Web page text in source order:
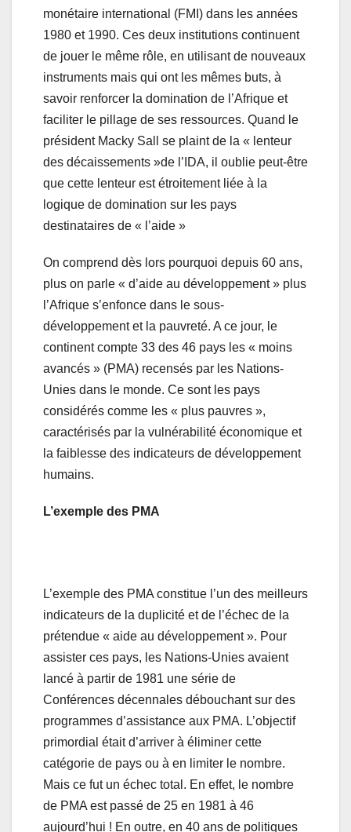
monétaire international (FMI) dans les années
1980 et 1990. Ces deux institutions continuent
de jouer le même rôle, en utilisant de nouveaux
instruments mais qui ont les mêmes buts, à
savoir renforcer la domination de l’Afrique et
faciliter le pillage de ses ressources. Quand le
président Macky Sall se plaint de la « lenteur
des décaissements »de l’IDA, il oublie peut-être
que cette lenteur est étroitement liée à la
logique de domination sur les pays
destinataires de « l’aide »
On comprend dès lors pourquoi depuis 60 ans,
plus on parle « d’aide au développement » plus
l’Afrique s’enfonce dans le sous-
développement et la pauvreté. A ce jour, le
continent compte 33 des 46 pays les « moins
avancés » (PMA) recensés par les Nations-
Unies dans le monde. Ce sont les pays
considérés comme les « plus pauvres »,
caractérisés par la vulnérabilité économique et
la faiblesse des indicateurs de développement
humains.
L’exemple des PMA
L’exemple des PMA constitue l’un des meilleurs
indicateurs de la duplicité et de l’échec de la
prétendue « aide au développement ». Pour
assister ces pays, les Nations-Unies avaient
lancé à partir de 1981 une série de
Conférences décennales débouchant sur des
programmes d’assistance aux PMA. L’objectif
primordial était d’arriver à éliminer cette
catégorie de pays ou à en limiter le nombre.
Mais ce fut un échec total. En effet, le nombre
de PMA est passé de 25 en 1981 à 46
aujourd’hui ! En outre, en 40 ans de politiques